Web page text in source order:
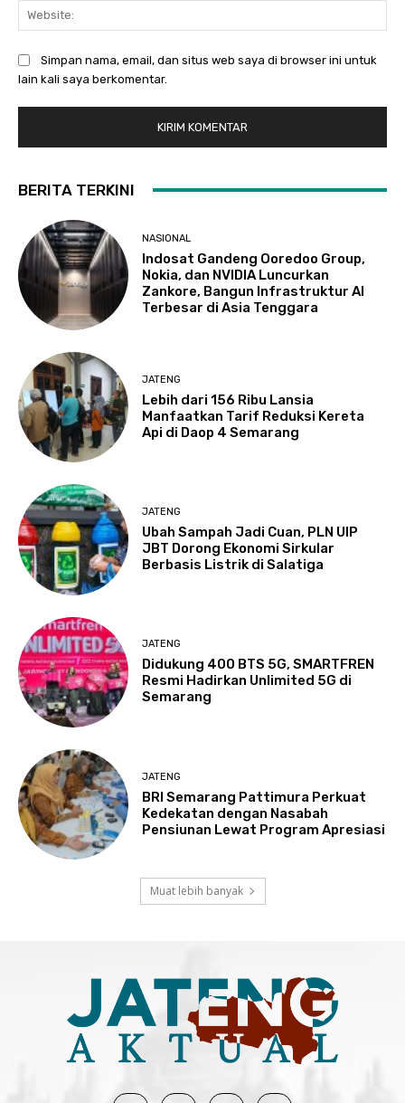
Simpan nama, email, dan situs web saya di browser ini untuk
lain kali saya berkomentar.
BERITA TERKINI
NASIONAL
Indosat Gandeng Ooredoo Group,
Nokia, dan NVIDIA Luncurkan
Zankore, Bangun Infrastruktur AI
Terbesar di Asia Tenggara
JATENG
Lebih dari 156 Ribu Lansia
Manfaatkan Tarif Reduksi Kereta
Api di Daop 4 Semarang
JATENG
Ubah Sampah Jadi Cuan, PLN UIP
JBT Dorong Ekonomi Sirkular
Berbasis Listrik di Salatiga
JATENG
Didukung 400 BTS 5G, SMARTFREN
Resmi Hadirkan Unlimited 5G di
Semarang
JATENG
BRI Semarang Pattimura Perkuat
Kedekatan dengan Nasabah
Pensiunan Lewat Program Apresiasi
Muat lebih banyak